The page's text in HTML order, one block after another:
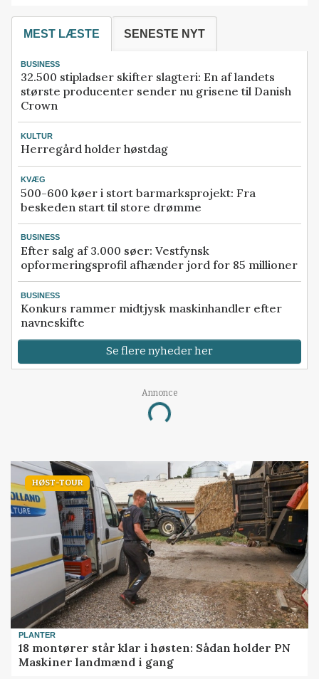
MEST LÆSTE SENESTE NYT
BUSINESS
32.500 stipladser skifter slagteri: En af landets
største producenter sender nu grisene til Danish
Crown
KULTUR
Herregård holder høstdag
KVÆG
500-600 køer i stort barmarksprojekt: Fra
beskeden start til store drømme
BUSINESS
Efter salg af 3.000 søer: Vestfynsk
opformeringsprofil afhænder jord for 85 millioner
BUSINESS
Konkurs rammer midtjysk maskinhandler efter
navneskifte
Se flere nyheder her
Annonce
Loading...
HØST-TOUR
PLANTER
18 montører står klar i høsten: Sådan holder PN
Maskiner landmænd i gang